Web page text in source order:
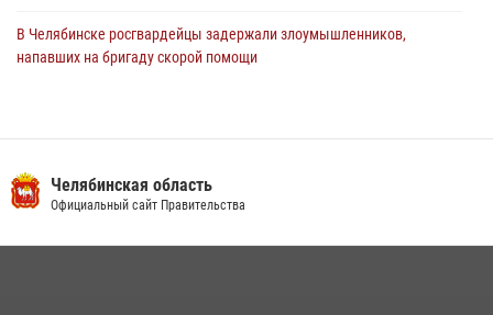
В Челябинске росгвардейцы задержали злоумышленников,
напавших на бригаду скорой помощи
13 июля 2026, 03:02 5
Челябинская область
Официальный сайт Правительства